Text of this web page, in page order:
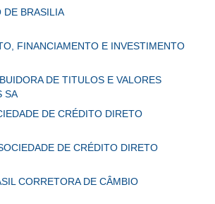
DE BRASILIA
FINANCIAMENTO E INVESTIMENTO
DE TITULOS E VALORES
SA
DE CRÉDITO DIRETO
DE CRÉDITO DIRETO
CORRETORA DE CÂMBIO